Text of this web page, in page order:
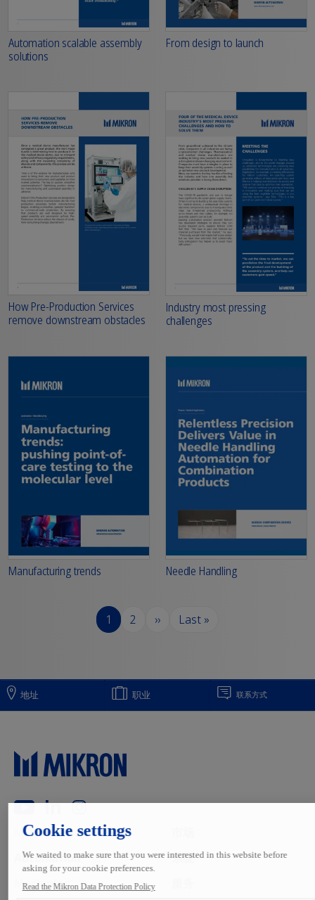
Automation scalable assembly
solutions
From design to launch
How Pre-Production Services
remove downstream obstacles
Industry most pressing
challenges
Manufacturing trends Needle Handling
页面
1 页面
2 下一页
›› 末页
Last »
地址 职业 联系方式
Mikron Group
Automation
Machining
系统